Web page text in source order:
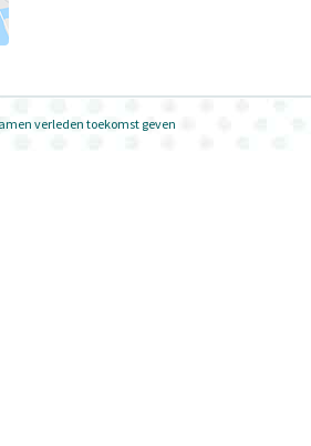
verleden toekomst geven